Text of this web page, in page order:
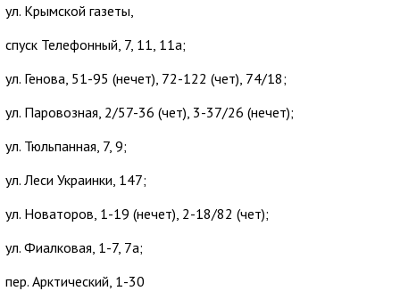
ул. Крымской газеты,
спуск Телефонный, 7, 11, 11а;
ул. Генова, 51-95 (нечет), 72-122 (чет), 74/18;
ул. Паровозная, 2/57-36 (чет), 3-37/26 (нечет);
ул. Тюльпанная, 7, 9;
ул. Леси Украинки, 147;
ул. Новаторов, 1-19 (нечет), 2-18/82 (чет);
ул. Фиалковая, 1-7, 7а;
пер. Арктический, 1-30